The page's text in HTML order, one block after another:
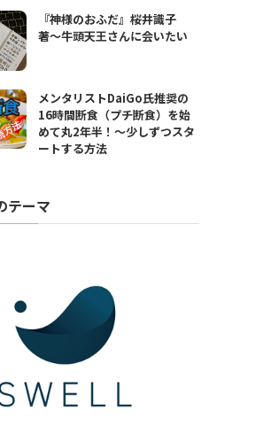
『神様のおふだ』桜井識子
著〜牛頭天王さんに会いたい
メンタリストDaiGo氏推奨の
16時間断食（プチ断食）を始
めて丸2年半！〜少しずつスタ
ートする方法
テーマ